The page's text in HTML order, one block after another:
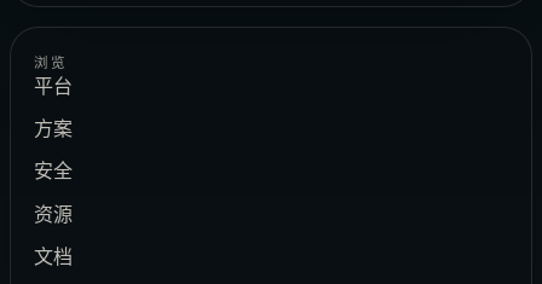
浏览
平台
方案
安全
资源
文档